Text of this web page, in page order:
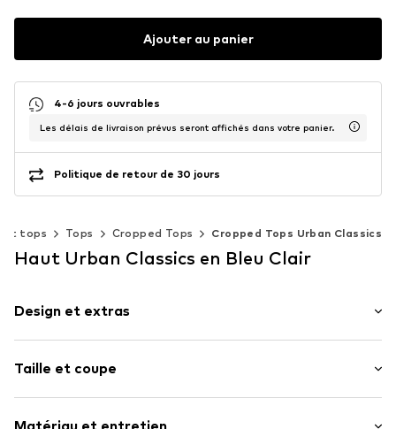
Ajouter au panier
4-6 jours ouvrables
Les délais de livraison prévus seront affichés dans votre panier.
Politique de retour de 30 jours
et tops Tops Cropped Tops Cropped Tops Urban Classics
Haut Urban Classics en Bleu Clair
Design et extras
Jersey
Racerback
Col rond
Taille et coupe
Matériau et entretien